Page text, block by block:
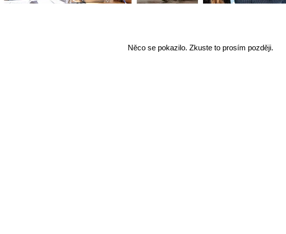
Něco se pokazilo. Zkuste to prosím později.